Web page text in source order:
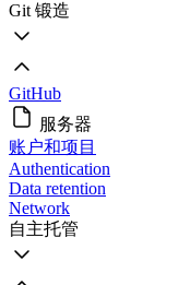
Git 锻造
GitHub
服务器
账户和项目
Authentication
Data retention
Network
自主托管